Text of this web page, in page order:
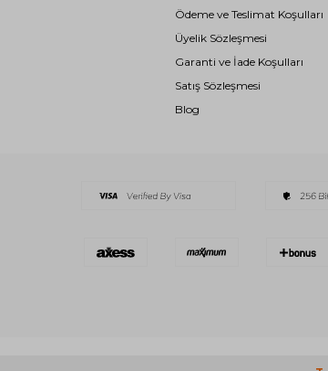
Ödeme ve Teslimat Koşulları
Üyelik Sözleşmesi
Garanti ve İade Koşulları
Satış Sözleşmesi
Blog